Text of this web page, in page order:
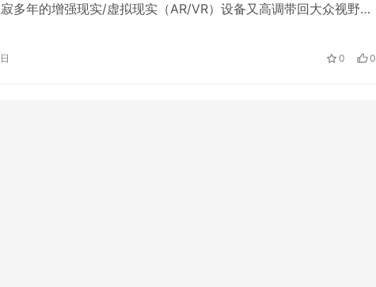
多年的增强现实/虚拟现实（AR/VR）设备又高调带回大众视野。
在元宇宙这一虚拟现实空间与电脑生成的环境和其他人互动，完成
0 0